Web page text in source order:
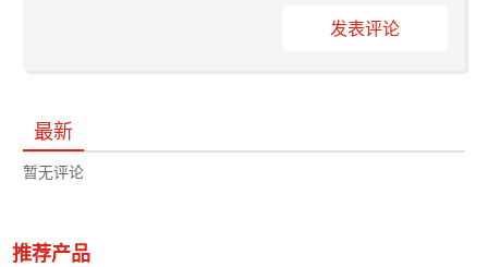
发表评论
最新
暂无评论
推荐产品